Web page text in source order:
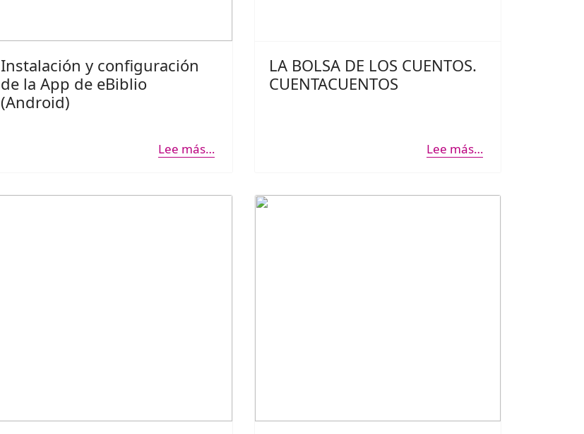
Instalación y configuración
de la App de eBiblio
(Android)
Lee más…
LA BOLSA DE LOS CUENTOS.
CUENTACUENTOS
Lee más…